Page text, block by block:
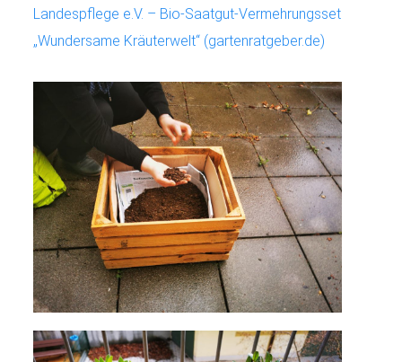
Landespflege e.V. – Bio-Saatgut-Vermehrungsset
„Wundersame Kräuterwelt“ (gartenratgeber.de)